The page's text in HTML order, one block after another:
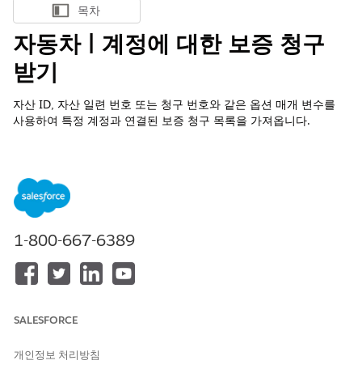
목차 표시
목차
자동차 | 계정에 대한 보증 청구
받기
자산 ID, 자산 일련 번호 또는 청구 번호와 같은 옵션 매개 변수를
사용하여 특정 계정과 연결된 보증 청구 목록을 가져옵니다.
지원 제품: Lightning Experience
지원 제품: Agentforce for Automotive 추가 기능이 포함되거나
Performance ,Unlimited
하려면 각 사용자에게 Agentforce for Automotive 추가 기능이
있어야 합니다.
필요한 사용자 권한
1-800-667-6389
SALESFORCE
개인정보 처리방침